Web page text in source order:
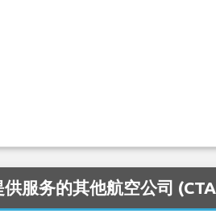
服务的其他航空公司